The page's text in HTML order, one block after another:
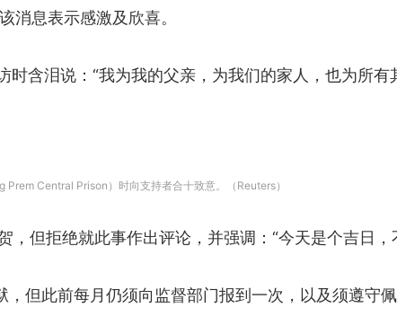
消息表示感激及欣喜。
含泪说：“我为我的父亲，为我们的家人，也为所有
Central Prison）时向支持者合十致意。（Reuters）
但拒绝就此事作出评论，并强调：“今天是个吉日，
但此前每月仍须向监督部门报到一次，以及须遵守